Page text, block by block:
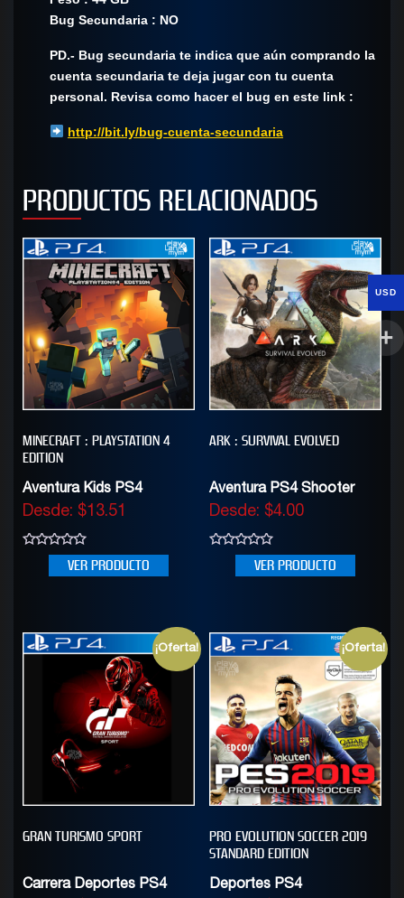
Bug Secundaria : NO
PD.- Bug secundaria te indica que aún comprando la
cuenta secundaria te deja jugar con tu cuenta
personal. Revisa como hacer el bug en este link :
http://bit.ly/bug-cuenta-secundaria
PRODUCTOS RELACIONADOS
MINECRAFT : PLAYSTATION 4
EDITION
Aventura Kids PS4
Desde: $13.51
VER PRODUCTO
ARK : SURVIVAL EVOLVED
Aventura PS4 Shooter
Desde: $4.00
VER PRODUCTO
¡Oferta!
GRAN TURISMO SPORT
Carrera Deportes PS4
¡Oferta!
PRO EVOLUTION SOCCER 2019
STANDARD EDITION
Deportes PS4
USD